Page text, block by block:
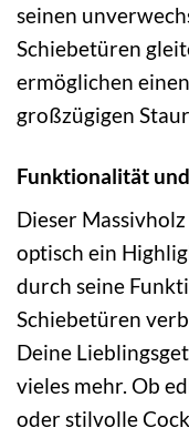
seinen
Schiebetüren
ermöglichen
großzügigen
Funktionalität
Dieser
optisch ein
durch seine
Schiebetüren
Deine
vieles mehr. Ob
oder stilvolle